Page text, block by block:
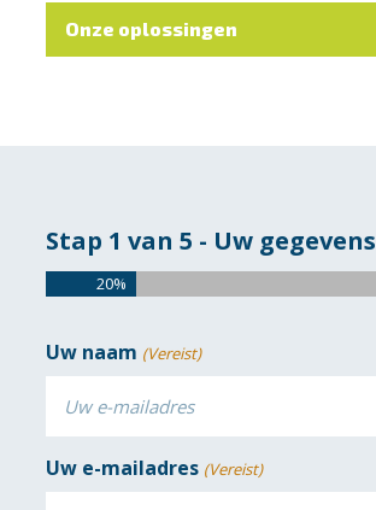
Onze oplossingen
Stap 1 van5 - Uw gegevens
20%
Uw naam (Vereist)
Uw e-mailadres (Vereist)